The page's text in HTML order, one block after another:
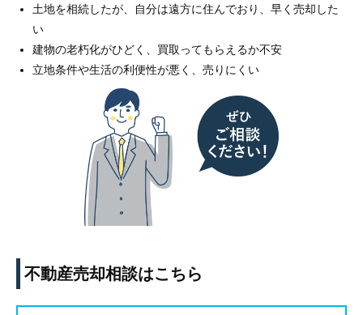
土地を相続したが、自分は遠方に住んでおり、早く売却した
い
建物の老朽化がひどく、買取ってもらえるか不安
立地条件や生活の利便性が悪く、売りにくい
不動産売却相談はこちら